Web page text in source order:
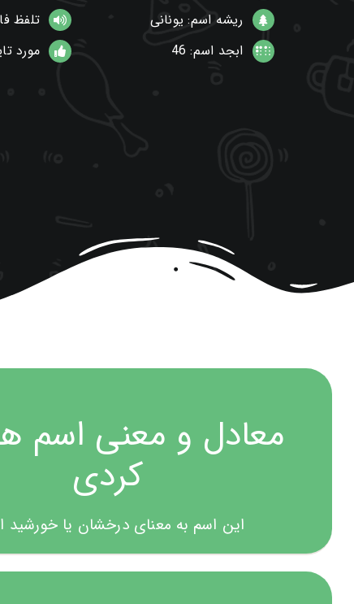
ریشه اسم: یونانی
ابجد اسم: 46
تلفظ
مورد
معادل و معنی اسم
کردی
این اسم به معنای درخشان یا